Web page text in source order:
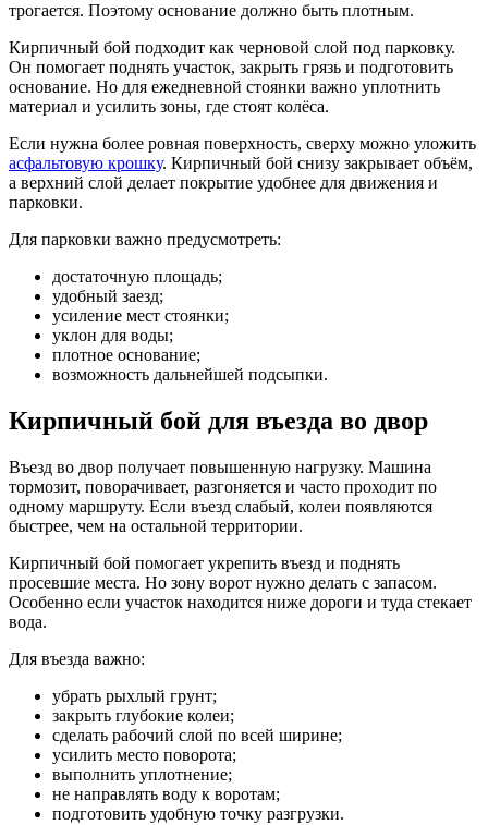
трогается. Поэтому основание должно быть плотным.
Кирпичный бой подходит как черновой слой под парковку.
Он помогает поднять участок, закрыть грязь и подготовить
основание. Но для ежедневной стоянки важно уплотнить
материал и усилить зоны, где стоят колёса.
Если нужна более ровная поверхность, сверху можно уложить
асфальтовую крошку. Кирпичный бой снизу закрывает объём,
а верхний слой делает покрытие удобнее для движения и
парковки.
Для парковки важно предусмотреть:
достаточную площадь;
удобный заезд;
усиление мест стоянки;
уклон для воды;
плотное основание;
возможность дальнейшей подсыпки.
Кирпичный бой для въезда во двор
Въезд во двор получает повышенную нагрузку. Машина
тормозит, поворачивает, разгоняется и часто проходит по
одному маршруту. Если въезд слабый, колеи появляются
быстрее, чем на остальной территории.
Кирпичный бой помогает укрепить въезд и поднять
просевшие места. Но зону ворот нужно делать с запасом.
Особенно если участок находится ниже дороги и туда стекает
вода.
Для въезда важно:
убрать рыхлый грунт;
закрыть глубокие колеи;
сделать рабочий слой по всей ширине;
усилить место поворота;
выполнить уплотнение;
не направлять воду к воротам;
подготовить удобную точку разгрузки.